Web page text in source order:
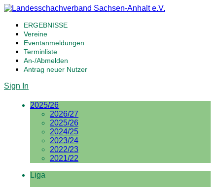
ERGEBNISSE
Vereine
Eventanmeldungen
Terminliste
An-/Abmelden
Antrag neuer Nutzer
Sign In
2025/26
2026/27
2025/26
2024/25
2023/24
2022/23
2021/22
Liga